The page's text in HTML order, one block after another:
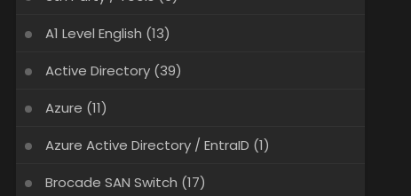
A1 Level English (13)
Active Directory(39)
Azure (11)
Azure Active Directory / EntraID (1)
Brocade SAN Switch (17)